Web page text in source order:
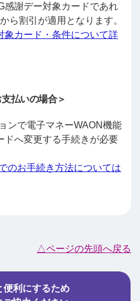
感謝デー対象カードであれ
ら割引が適用となります。
象カード・条件について詳
払いの場合＞
ンで電子マネーWAON機能
ドへ変更する手続きが必要
のお手続き方法については
△ページの先頭へ戻る
便利にするため